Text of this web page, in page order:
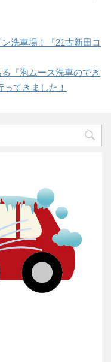
洗車場！『21古新田コ
『泡ムース洗車のでき
てきました！